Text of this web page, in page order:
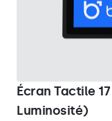
Écran Tactile
Luminosité)